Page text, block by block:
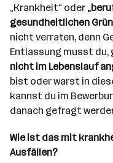
„Krankheit“ oder
gesundheitlichen
nicht verraten, denn
Entlassung musst du,
nicht im Lebenslauf
bist oder warst in
kannst du im
danach gefragt
Wie ist das mit
Ausfällen?